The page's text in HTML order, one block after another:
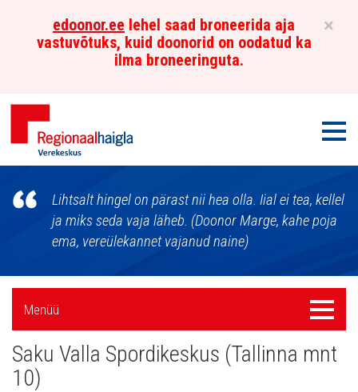
×
edoonor.ee lehel saad broneerida aja
vastuvõtuks, kuid doonorid on oodatud ka
ilma broneeringuta.
Põhja-
Eesti
Regionaalhaigla
Verekeskus
Lihtsalt hingel on pärast nii hea olla. Iial ei tea, kellel
ja miks seda vaja läheb. (Doonor Marge, kahe poja
ema, vereülekannet vajanud naine)
Külgpaani
navigatsioon
Menüü
Menüü
Saku Valla Spordikeskus (Tallinna mnt
10)